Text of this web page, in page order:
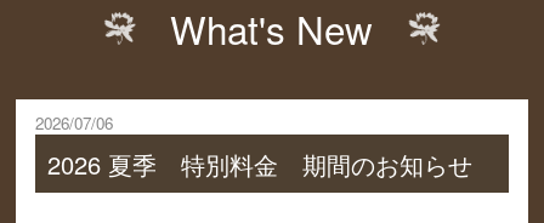
What's New
2026/07/06
2026 夏季 特別料金 期間のお知らせ